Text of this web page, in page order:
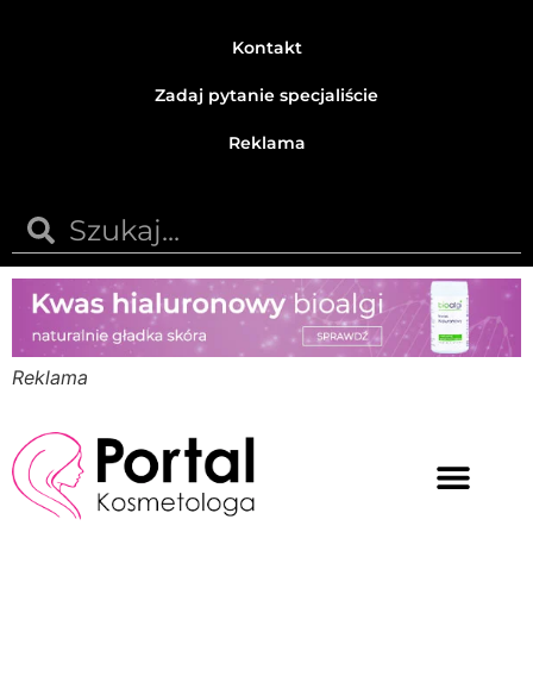
Kontakt
Zadaj pytanie specjaliście
Reklama
Reklama